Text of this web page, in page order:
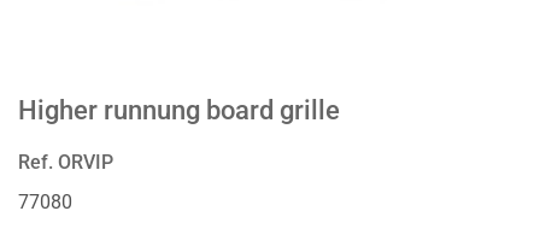
Higher runnung board grille
Ref. ORVIP
77080